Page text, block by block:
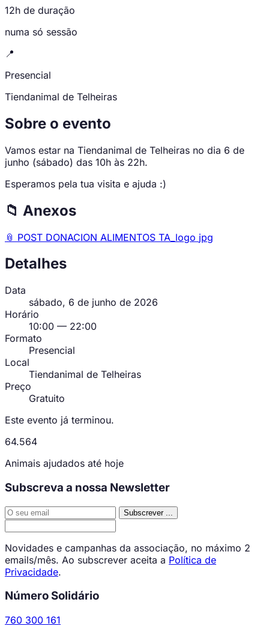
12h de duração
numa só sessão
📍
Presencial
Tiendanimal de Telheiras
Sobre o evento
Vamos estar na Tiendanimal de Telheiras no dia 6 de
junho (sábado) das 10h às 22h.
Esperamos pela tua visita e ajuda :)
📁 Anexos
📎 POST DONACION ALIMENTOS TA_logo jpg
Detalhes
Data
sábado, 6 de junho de 2026
Horário
10:00 — 22:00
Formato
Presencial
Local
Tiendanimal de Telheiras
Preço
Gratuito
Este evento já terminou.
64.564
Animais ajudados até hoje
Subscreva a nossa Newsletter
Subscrever
Novidades e campanhas da associação, no máximo 2
emails/mês. Ao subscrever aceita a Política de
Privacidade.
Número Solidário
760 300 161